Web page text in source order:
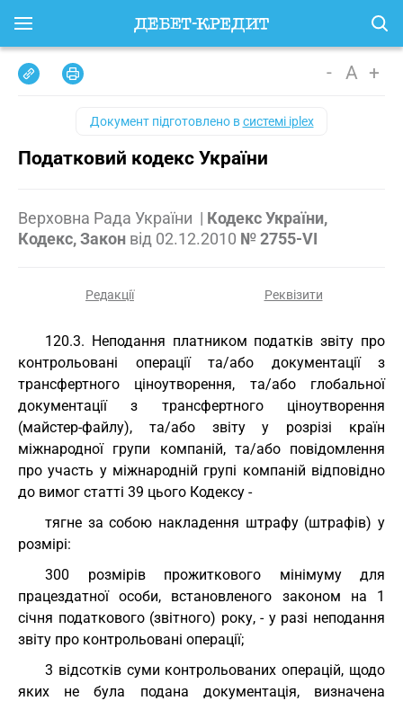
- A +
Документ підготовлено всистемі iplex
Податковий кодекс України
Верховна Рада України | Кодекс України,
Кодекс, Закон від 02.12.2010 № 2755-VI
Редакції Реквізити
120.3. Неподання платником податків звіту про
контрольовані операції та/або документації з
трансфертного ціноутворення, та/або глобальної
документації з трансфертного ціноутворення
(майстер-файлу), та/або звіту у розрізі країн
міжнародної групи компаній, та/або повідомлення
про участь у міжнародній групі компаній відповідно
до вимог статті 39 цього Кодексу -
тягне за собою накладення штрафу (штрафів) у
розмірі:
300 розмірів прожиткового мінімуму для
працездатної особи, встановленого законом на 1
січня податкового (звітного) року, - у разі неподання
звіту про контрольовані операції;
3 відсотків суми контрольованих операцій, щодо
яких не була подана документація, визначена